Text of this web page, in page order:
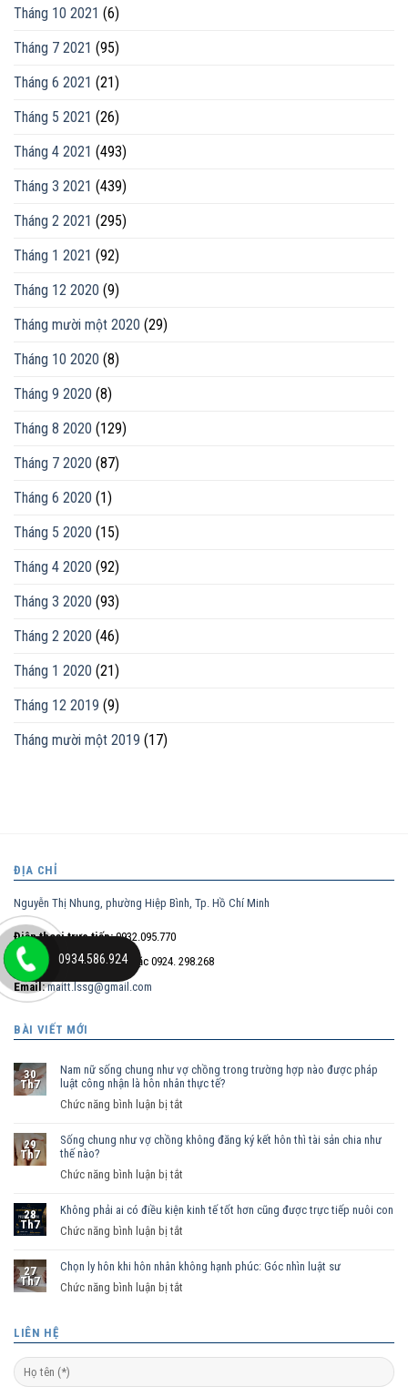
Tháng 10 2021 (6)
Tháng 7 2021 (95)
Tháng 6 2021 (21)
Tháng 5 2021 (26)
Tháng 4 2021 (493)
Tháng 3 2021 (439)
Tháng 2 2021 (295)
Tháng 1 2021 (92)
Tháng 12 2020 (9)
Tháng mười một 2020 (29)
Tháng 10 2020 (8)
Tháng 9 2020 (8)
Tháng 8 2020 (129)
Tháng 7 2020 (87)
Tháng 6 2020 (1)
Tháng 5 2020 (15)
Tháng 4 2020 (92)
Tháng 3 2020 (93)
Tháng 2 2020 (46)
Tháng 1 2020 (21)
Tháng 12 2019 (9)
Tháng mười một 2019 (17)
ĐỊA CHỈ
Nguyễn Thị Nhung, phường Hiệp Bình, Tp. Hồ Chí Minh
Điện thoại trực tiếp:0932.095.770
Hotline:
0934.586.924hoặc 0924. 298.268
Email: maitt.lssg@gmail.com
BÀI VIẾT MỚI
30
Th7
Nam nữ sống chung như vợ chồng trong trường hợp nào được pháp
luật công nhận là hôn nhân thực tế?
Chức năng bình luận bị tắt
nữ
vợ
trường
pháp
luật
29
Th7
Sống chung như vợ chồng không đăng ký kết hôn thì tài sản chia như
thế nào?
Chức năng bình luận bị tắt
chung
chồng
hôn
28
Th7
Không phải ai có điều kiện kinh tế tốt hơn cũng được trực tiếp nuôi con
Chức năng bình luận bị tắt
phải
kiện
kinh
27
Th7
Chọn ly hôn khi hôn nhân không hạnh phúc: Góc nhìn luật sư
Chức năng bình luận bị tắt
hôn
khi
LIÊN HỆ
0934.586.924